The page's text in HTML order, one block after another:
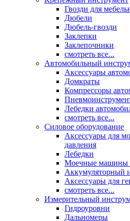
Гвозди для
Дюбели
Дюбель-гвозди
Заклепки
Заклепочники
смотреть все...
Автомобильный
Аксессуары
Домкраты
Компрессоры
Лебедки
смотреть все...
Силовое оборудование
Аксессуары для
давления
Лебедки
Моечные машины
Аккумуляторный
Аксессуары для
смотреть все...
Измерительный
Гидроуровни
Дальномеры